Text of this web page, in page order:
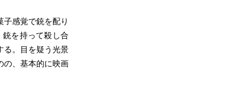
感覚で銃を配り
を持って殺し合
る。目を疑う光景
の、基本的に映画